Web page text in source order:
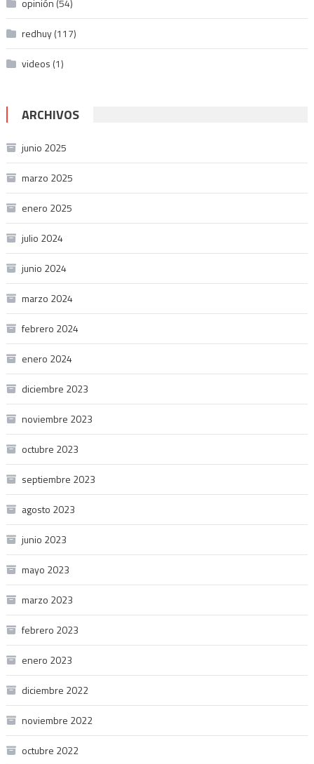
redhuy(117)
videos (1)
ARCHIVOS
junio 2025
marzo 2025
enero 2025
julio 2024
junio 2024
marzo 2024
febrero 2024
enero 2024
diciembre 2023
noviembre 2023
octubre 2023
septiembre 2023
agosto 2023
junio 2023
mayo 2023
marzo 2023
febrero 2023
enero 2023
diciembre 2022
noviembre 2022
octubre 2022